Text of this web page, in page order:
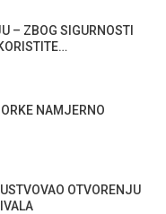
– ZBOG SIGURNOSTI
NAMJERNO
OTVORENJU